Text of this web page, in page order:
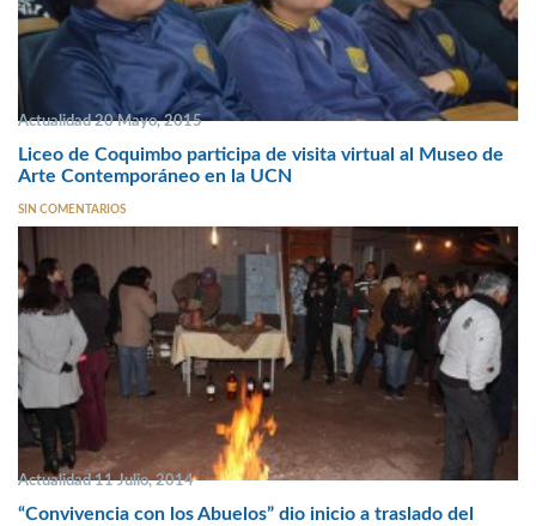
Actualidad 20 Mayo, 2015
Liceo de Coquimbo participa de visita virtual al Museo de
Arte Contemporáneo en la UCN
SIN COMENTARIOS
Actualidad 11 Julio, 2014
“Convivencia con los Abuelos” dio inicio a traslado del